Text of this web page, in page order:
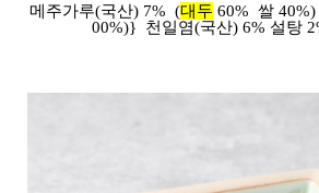
메주가루(국산)7% (대두 60% 쌀40%)
00%)} 천일염(국산)6% 설탕